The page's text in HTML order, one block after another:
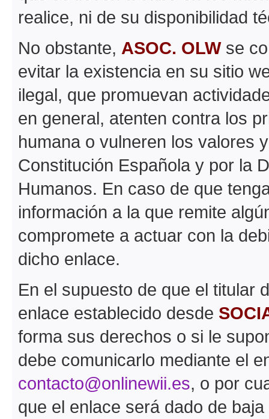
realice, ni de su disponibilidad
No obstante, ASOC. OLWse
evitar la existencia en su sitio
ilegal, que promuevan
en general, atenten contra los
humana o vulneren los valores
Constitución Española y por la
Humanos. En caso de que
información a la que remite
compromete a actuar con la
dicho enlace.
En el supuesto de que el titular
enlace establecido desde
forma sus derechos o si le
debe comunicarlo mediante el
contacto@onlinewii.es, o por
que el enlace será dado de